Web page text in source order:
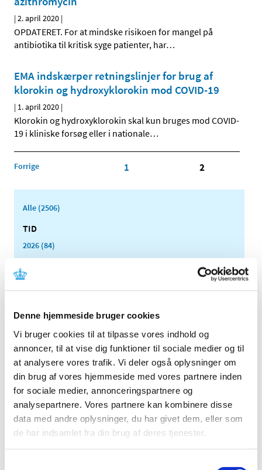
Denne hjemmeside bruger cookies
Vi bruger cookies til at tilpasse vores indhold og
annoncer, til at vise dig funktioner til sociale medier og til
at analysere vores trafik. Vi deler også oplysninger om
din brug af vores hjemmeside med vores partnere inden
for sociale medier, annonceringspartnere og
analysepartnere. Vores partnere kan kombinere disse
data med andre oplysninger, du har givet dem, eller som
de har indsamlet fra din brug af deres tjenester.
|2. april 2020 |
OPDATERET. For at mindske risikoen for mangel på
antibiotika til kritisk syge patienter, har…
EMA indskærper retningslinjer for brug af
klorokin og hydroxyklorokin mod COVID-19
| 1. april 2020 |
Klorokin og hydroxyklorokin skal kun bruges mod COVID-
19 i kliniske forsøg eller i nationale…
Forrige 1 2
Alle (2506)
TID
2026 (84)
2025 (158)
2024 (224)
2023 (195)
2022 (197)
2020 (263)
december (24)
november (33)
oktober (20)
september (20)
august (17)
juli (11)
juni (21)